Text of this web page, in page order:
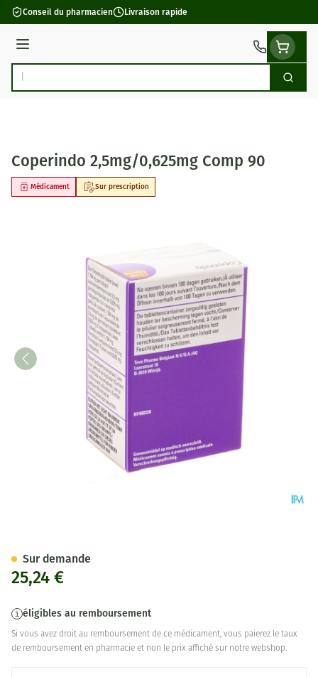
Aller au contenu
Conseil du pharmacien Livraison rapide
Menu
Rechercher
Coperindo 2,5mg/0,625mg Comp 90
Sur prescription
Médicament
25,24 €
éligibles au remboursement
Si vous avez droit au remboursement de ce médicament, vous paierez le taux
de remboursement en pharmacie et non le prix affiché sur notre webshop.
Sur demande